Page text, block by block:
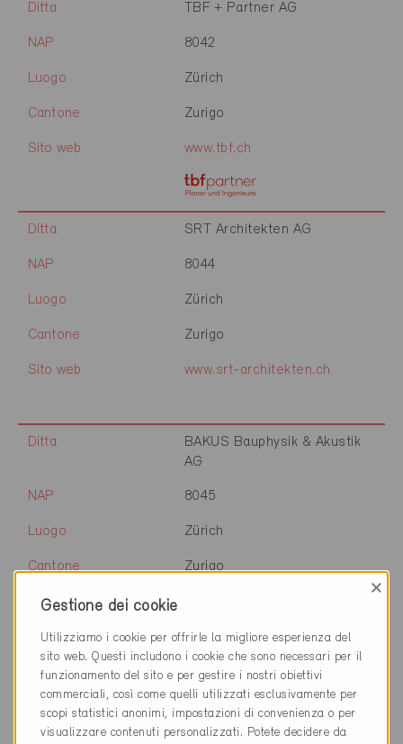
Ditta TBF + Partner AG
NAP 8042
Luogo Zürich
Cantone Zurigo
Sito web www.tbf.ch
Ditta SRT Architekten AG
NAP 8044
Luogo Zürich
Cantone Zurigo
Sito web www.srt-architekten.ch
Ditta
BAKUS Bauphysik & Akustik
AG
NAP 8045
Luogo Zürich
Cantone Zurigo
Sito web
Ditta Swiss Property AG
NAP 8045
Gestione dei cookie
×
Utilizziamo i cookie per offrirle la migliore esperienza del
sito web. Questi includono i cookie che sono necessari per il
funzionamento del sito e per gestire i nostri obiettivi
commerciali, così come quelli utilizzati esclusivamente per
scopi statistici anonimi, impostazioni di convenienza o per
visualizzare contenuti personalizzati. Potete decidere da